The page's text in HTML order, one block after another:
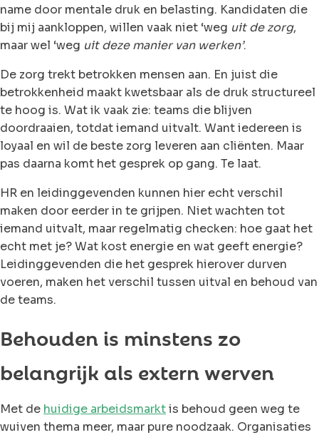
name door mentale druk en belasting. Kandidaten die
bij mij aankloppen, willen vaak niet ‘weg uit de zorg,
maar wel ‘weg uit deze manier van werken’.
De zorg trekt betrokken mensen aan. En juist die
betrokkenheid maakt kwetsbaar als de druk structureel
te hoog is. Wat ik vaak zie: teams die blijven
doordraaien, totdat iemand uitvalt. Want iedereen is
loyaal en wil de beste zorg leveren aan cliënten. Maar
pas daarna komt het gesprek op gang. Te laat.
HR en leidinggevenden kunnen hier echt verschil
maken door eerder in te grijpen. Niet wachten tot
iemand uitvalt, maar regelmatig checken: hoe gaat het
echt met je? Wat kost energie en wat geeft energie?
Leidinggevenden die het gesprek hierover durven
voeren, maken het verschil tussen uitval en behoud van
de teams.
Behouden is minstens zo
belangrijk als extern werven
Met de huidige arbeidsmarktis behoud geen weg te
wuiven thema meer, maar pure noodzaak. Organisaties